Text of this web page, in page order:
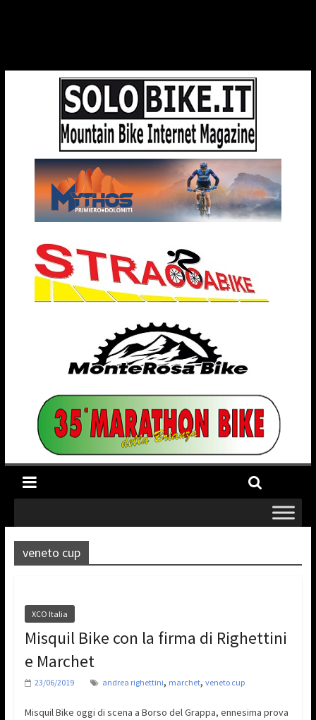
veneto cup
XCO Italia
Misquil Bike con la firma di Righettini
e Marchet
23/06/2019 andrea righettini, marchet, veneto cup
Misquil Bike oggi di scena a Borso del Grappa, ennesima prova